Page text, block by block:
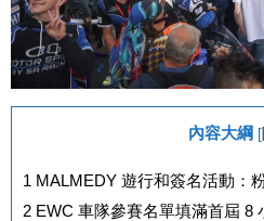
內容大綱 [
1 MALMEDY 遊行和簽名活動：
2 EWC 車隊參賽名單填滿首屆 8